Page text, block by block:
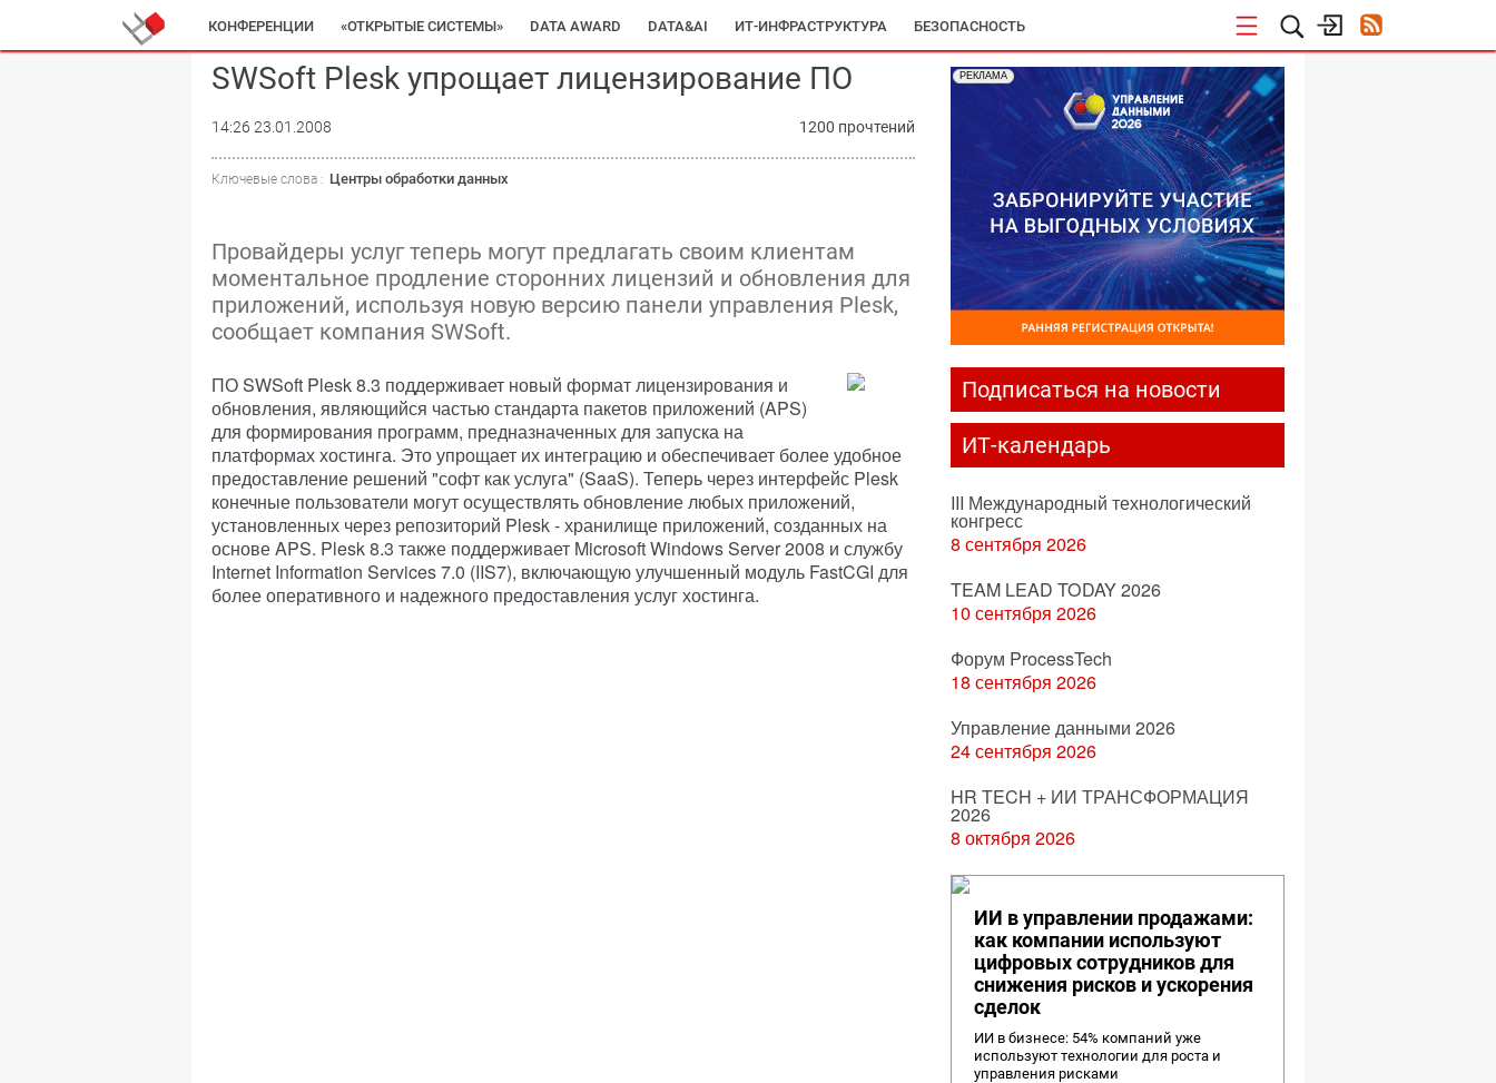
КОНФЕРЕНЦИИ «ОТКРЫТЫЕ СИСТЕМЫ» DATA AWARD DATA&AI ИТ-ИНФРАСТРУКТУРА БЕЗОПАСНОСТЬ
SWSoft Plesk упрощает лицензирование ПО
14:26 23.01.2008 1200 прочтений
Ключевые слова : Центры обработки данных
Провайдеры услуг теперь могут предлагать своим клиентам
моментальное продление сторонних лицензий и обновления для
приложений, используя новую версию панели управления Plesk,
сообщает компания SWSoft.
ПО SWSoft Plesk 8.3 поддерживает новый формат лицензирования и
обновления, являющийся частью стандарта пакетов приложений (APS)
для формирования программ, предназначенных для запуска на
платформах хостинга. Это упрощает их интеграцию и обеспечивает более удобное
предоставление решений "софт как услуга" (SaaS). Теперь через интерфейс Plesk
конечные пользователи могут осуществлять обновление любых приложений,
установленных через репозиторий Plesk - хранилище приложений, созданных на
основе APS. Plesk 8.3 также поддерживает Microsoft Windows Server 2008 и службу
Internet Information Services 7.0 (IIS7), включающую улучшенный модуль FastCGI для
более оперативного и надежного предоставления услуг хостинга.
РЕКЛАМА
Подписаться на новости
ИТ-календарь
III Международный технологический
конгресс
8 сентября 2026
TEAM LEAD TODAY 2026
10 сентября 2026
Форум ProcessTech
18 сентября 2026
Управление данными 2026
24 сентября 2026
HR TECH + ИИ ТРАНСФОРМАЦИЯ
2026
8 октября 2026
ИИ в управлении продажами:
как компании используют
цифровых сотрудников для
снижения рисков и ускорения
сделок
ИИ в бизнесе: 54% компаний уже
используют технологии для роста и
управления рисками